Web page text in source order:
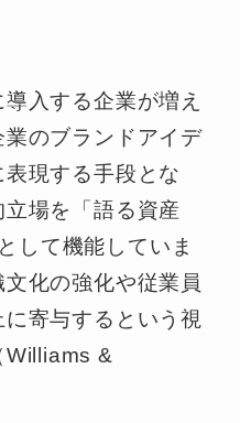
入する企業が増え
のブランドアイデ
現する手段とな
場を「語る資産
して機能していま
化の強化や従業員
寄与するという視
Williams &